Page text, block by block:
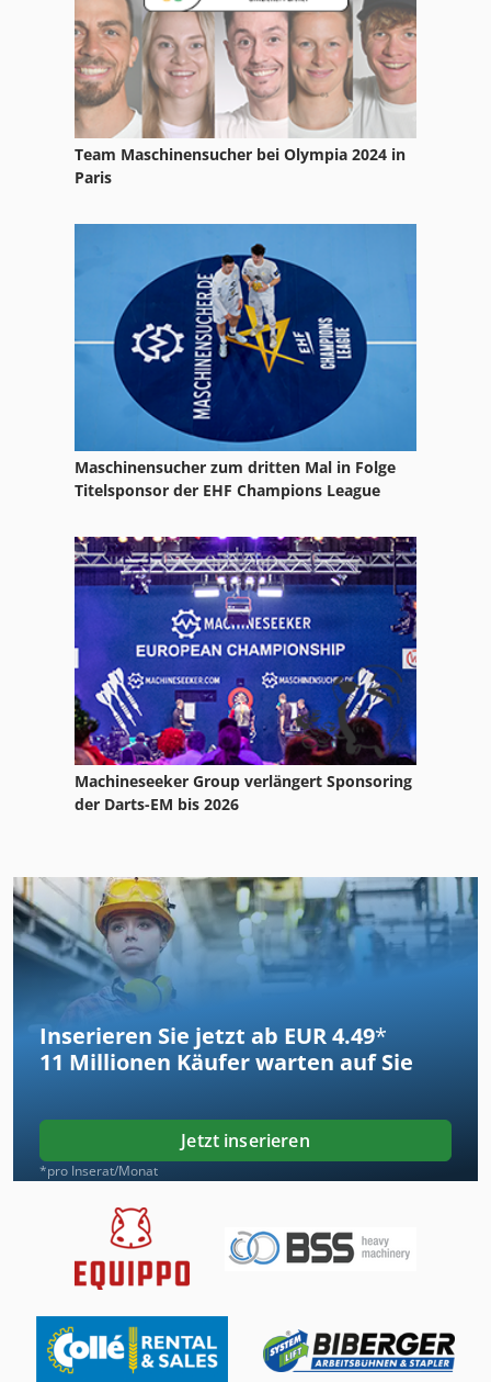
Team Maschinensucher bei Olympia 2024 in
Paris
Maschinensucher zum dritten Mal in Folge
Titelsponsor der EHF Champions League
Machineseeker Group verlängert Sponsoring
der Darts-EM bis 2026
Inserieren Sie jetzt ab EUR 4.49*
11 Millionen Käufer warten auf Sie
Jetzt inserieren
*pro Inserat/Monat